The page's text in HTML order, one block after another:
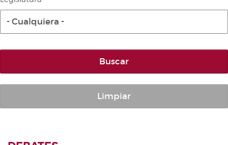
Diario de la Diputación Permanente
Informe BOC
Anuario de Derecho Parlamentario
- Cualquiera -
Buscar
Limpiar